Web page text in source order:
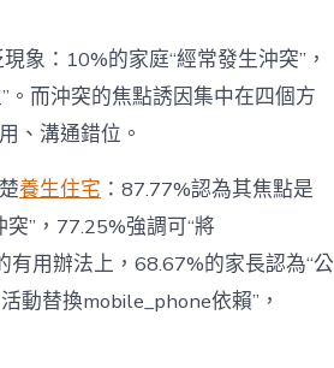
象：10%的家庭“經常發生沖突”，
。而沖突的焦點誘因集中在四個方
、溝通錯位。
養生住宅 ：87.77%認為其焦點是
”，77.25%強調可“將
有用辦法上，68.67%的家長認為“公
動替換mobile_phone依賴”，